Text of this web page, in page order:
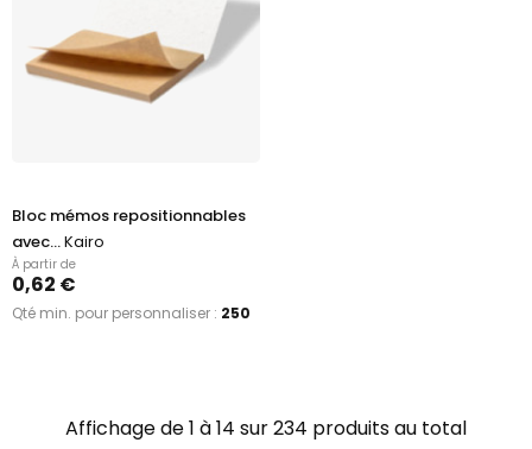
Bloc mémos repositionnables
avec...Kairo
À partir de
0,62 €
Qté min. pour personnaliser : 250
Affichage de 1 à 14 sur 234 produits au total